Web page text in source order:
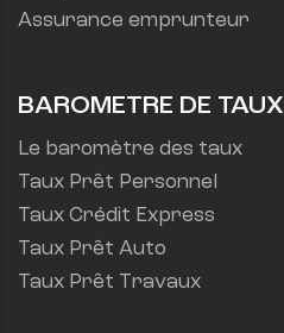
Assurance emprunteur
BAROMETRE DE TAUX
Le baromètre des taux
Taux Prêt Personnel
Taux Crédit Express
Taux Prêt Auto
Taux Prêt Travaux